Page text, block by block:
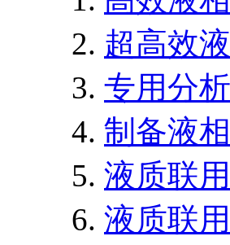
超高效
专用分
制备液
液质联
液质联